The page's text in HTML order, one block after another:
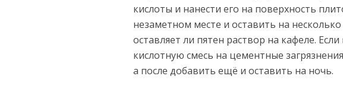
кислоты и нанести его на поверхность
незаметном месте и оставить на
оставляет ли пятен раствор на кафеле.
кислотную смесь на цементные
а после добавить ещё и оставить на ночь.